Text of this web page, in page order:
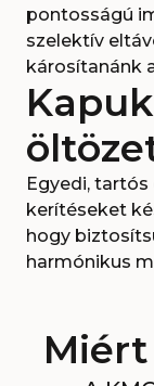
pontosságú
szelektív
károsítanánk
Egyedi,
kerítéseket
hogy
harmónikus
Miért